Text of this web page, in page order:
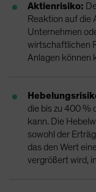
Aktienrisiko:
Reaktion auf die
Unternehmen
wirtschaftlichen
Anlagen können
die bis zu 400 %
kann. Die
sowohl der
das den Wert
vergrößert wird,